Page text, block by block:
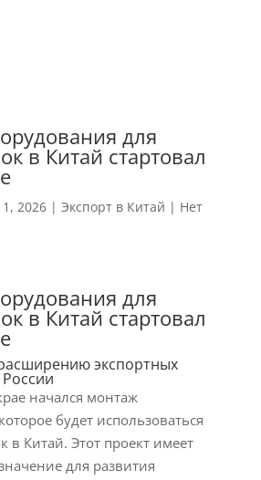
для
в Китай стартовал
2026| Экспорт в Китай | Нет
для
в Китай стартовал
экспортных
начался монтаж
будет использоваться
в Китай. Этот проект имеет
для развития